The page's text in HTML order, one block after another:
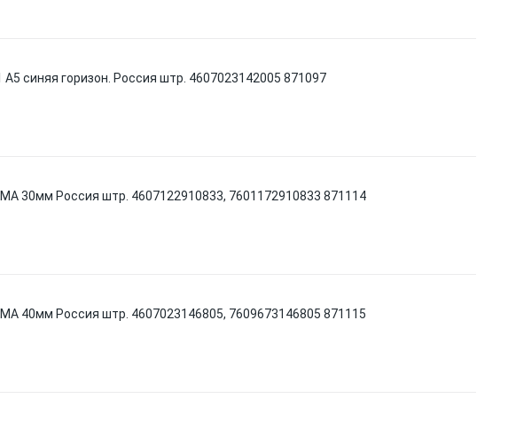
синяя горизон. Россия штр. 4607023142005 871097
30мм Россия штр. 4607122910833, 7601172910833 871114
40мм Россия штр. 4607023146805, 7609673146805 871115